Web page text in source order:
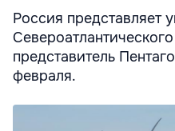
Россия представляет
представитель
февраля.